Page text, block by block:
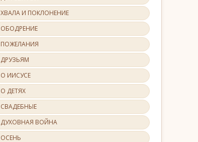
ХВАЛА И ПОКЛОНЕНИЕ
ОБОДРЕНИЕ
ПОЖЕЛАНИЯ
ДРУЗЬЯМ
О ИИСУСЕ
О ДЕТЯХ
СВАДЕБНЫЕ
ДУХОВНАЯ ВОЙНА
ОСЕНЬ